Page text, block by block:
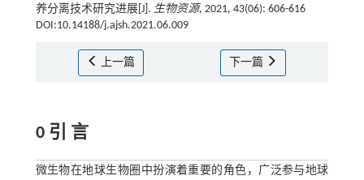
养分离技术研究进展[J]. 生物资源, 2021, 43(06): 606-616
DOI:10.14188/j.ajsh.2021.06.009
上一篇 下一篇
0 引 言
微生物在地球生物圈中扮演着重要的角色，广泛参与地球